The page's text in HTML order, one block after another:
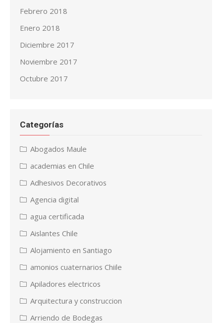
Febrero 2018
Enero 2018
Diciembre 2017
Noviembre 2017
Octubre 2017
Categorías
Abogados Maule
academias en Chile
Adhesivos Decorativos
Agencia digital
agua certificada
Aislantes Chile
Alojamiento en Santiago
amonios cuaternarios Chiile
Apiladores electricos
Arquitectura y construccion
Arriendo de Bodegas